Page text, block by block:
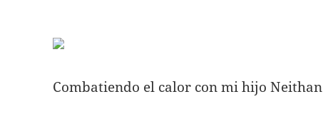
Combatiendo el calor con mi hijo Neithan